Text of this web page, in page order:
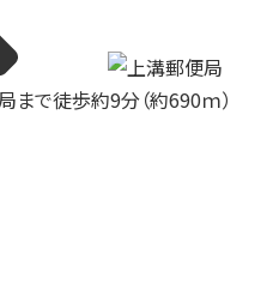
まで徒歩約9分（約690ｍ）